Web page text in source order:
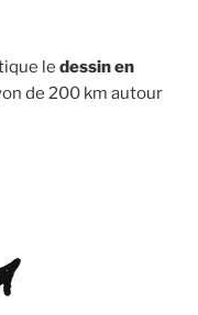
le dessin en
de 200 km autour